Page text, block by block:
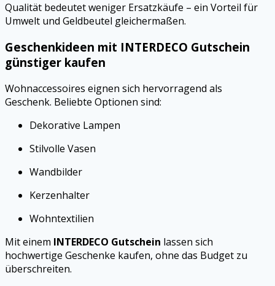
Qualität bedeutet weniger Ersatzkäufe – ein Vorteil für
Umwelt und Geldbeutel gleichermaßen.
Geschenkideen mit INTERDECO Gutschein
günstiger kaufen
Wohnaccessoires eignen sich hervorragend als
Geschenk. Beliebte Optionen sind:
Dekorative Lampen
Stilvolle Vasen
Wandbilder
Kerzenhalter
Wohntextilien
Mit einem INTERDECO Gutschein lassen sich
hochwertige Geschenke kaufen, ohne das Budget zu
überschreiten.